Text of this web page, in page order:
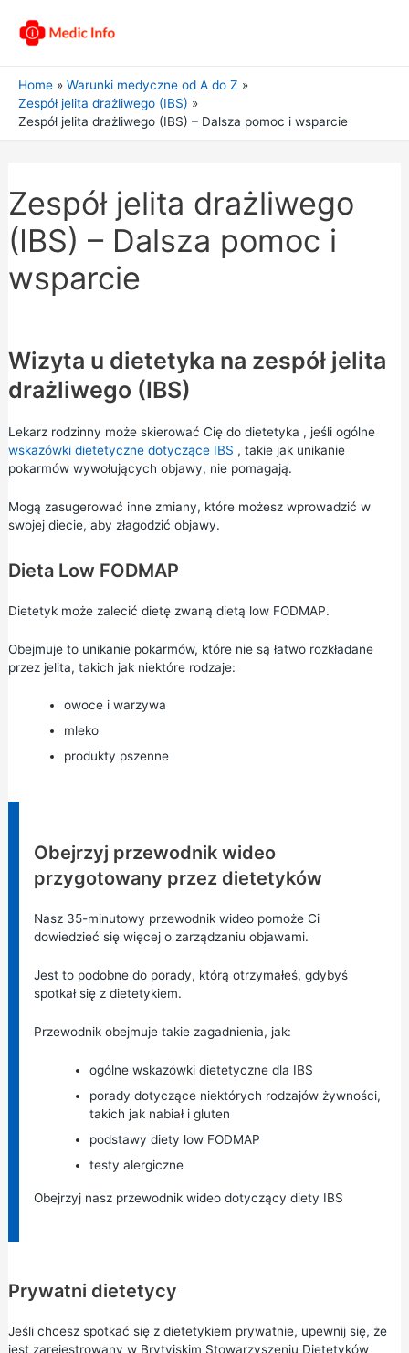
Home
Warunki medyczne od A do Z
Zespół jelita drażliwego (IBS)
Zespół jelita drażliwego (IBS) – Dalsza pomoc i wsparcie
Zespół jelita drażliwego
(IBS) – Dalsza pomoc i
wsparcie
Wizyta u dietetyka na zespół jelita
drażliwego (IBS)
Lekarz rodzinny może skierować Cię do dietetyka , jeśli ogólne
wskazówki dietetyczne dotyczące IBS , takie jak unikanie
pokarmów wywołujących objawy, nie pomagają.
Mogą zasugerować inne zmiany, które możesz wprowadzić w
swojej diecie, aby złagodzić objawy.
Dieta Low FODMAP
Dietetyk może zalecić dietę zwaną dietą low FODMAP.
Obejmuje to unikanie pokarmów, które nie są łatwo rozkładane
przez jelita, takich jak niektóre rodzaje:
owoce i warzywa
mleko
produkty pszenne
Obejrzyj przewodnik wideo
przygotowany przez dietetyków
Nasz 35-minutowy przewodnik wideo pomoże Ci
dowiedzieć się więcej o zarządzaniu objawami.
Jest to podobne do porady, którą otrzymałeś, gdybyś
spotkał się z dietetykiem.
Przewodnik obejmuje takie zagadnienia, jak:
ogólne wskazówki dietetyczne dla IBS
porady dotyczące niektórych rodzajów żywności,
takich jak nabiał i gluten
podstawy diety low FODMAP
testy alergiczne
Obejrzyj nasz przewodnik wideo dotyczący diety IBS
Prywatni dietetycy
Jeśli chcesz spotkać się z dietetykiem prywatnie, upewnij się, że
jest zarejestrowany w Brytyjskim Stowarzyszeniu Dietetyków